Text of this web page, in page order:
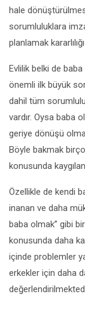
hale
sorumluluklara
planlamak
Evlilik belki de
önemli ilk büyük
dahil tüm
vardır. Oysa baba
geriye dönüşü
Böyle bakmak
konusunda
Özellikle de kendi
inanan ve daha
baba olmak” gibi
konusunda daha
içinde problemler
erkekler için daha